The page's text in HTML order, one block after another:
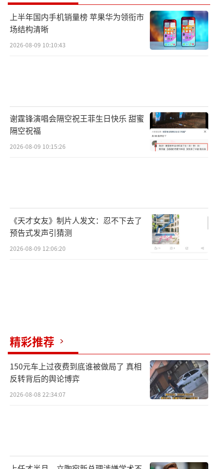
上半年国内手机销量榜 苹果华为领衔市
场结构清晰
2026-08-09 10:10:43
谢霆锋演唱会隔空祝王菲生日快乐 甜蜜
隔空祝福
2026-08-09 10:15:26
《天才女友》制片人发文：忍不下去了
预告式发声引猜测
2026-08-09 12:06:20
精彩推荐
150元车上过夜费到底谁被做局了 真相
反转背后的舆论博弈
2026-08-08 22:34:07